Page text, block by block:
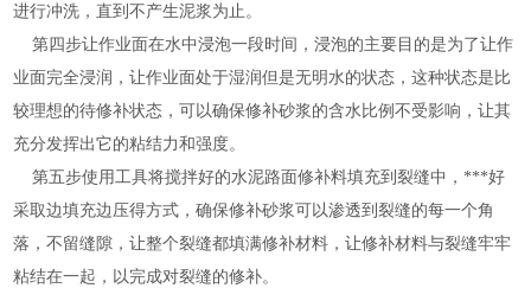
进行冲洗，直到不产生泥浆为止。
第四步让作业面在水中浸泡一段时间，浸泡的主要目的是为了让作
业面完全浸润，让作业面处于湿润但是无明水的状态，这种状态是比
较理想的待修补状态，可以确保修补砂浆的含水比例不受影响，让其
充分发挥出它的粘结力和强度。
第五步使用工具将搅拌好的水泥路面修补料填充到裂缝中，***好
采取边填充边压得方式，确保修补砂浆可以渗透到裂缝的每一个角
落，不留缝隙，让整个裂缝都填满修补材料，让修补材料与裂缝牢牢
粘结在一起，以完成对裂缝的修补。